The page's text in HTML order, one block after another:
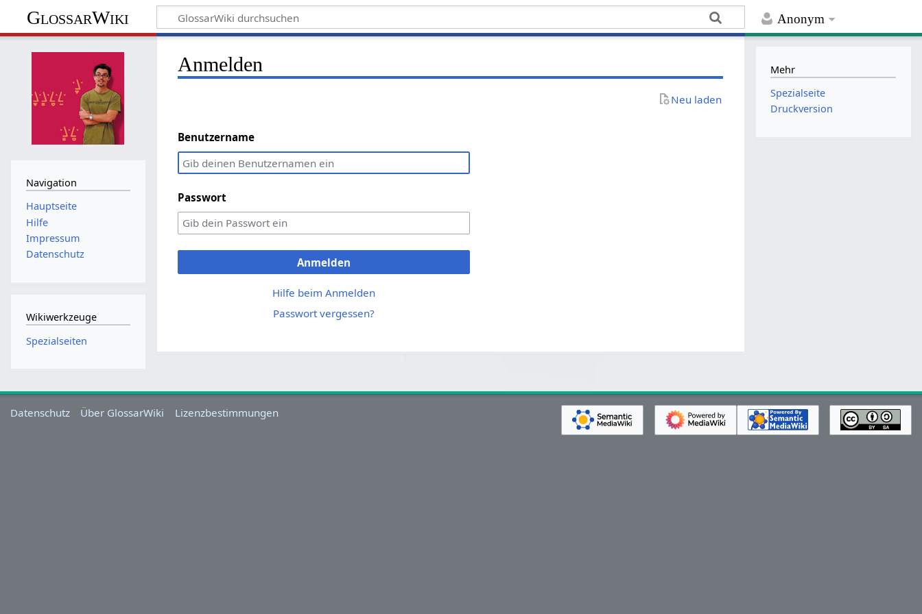
Anonym
GlossarWiki
Anmelden
Neu laden
Benutzername
Passwort
Anmelden
Hilfe beim Anmelden
Passwort vergessen?
Navigation
Hauptseite
Hilfe
Impressum
Datenschutz
Wikiwerkzeuge
Spezialseiten
Mehr
Spezialseite
Druckversion
Datenschutz Über GlossarWiki Lizenzbestimmungen